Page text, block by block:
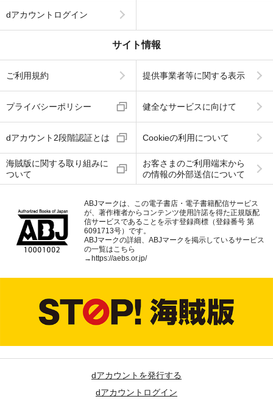
dアカウントログイン
サイト情報
ご利用規約 提供事業者等に関する表示
プライバシーポリシー 健全なサービスに向けて
dアカウント2段階認証とは Cookieの利用について
海賊版に関する取り組みに
ついて
お客さまのご利用端末から
の情報の外部送信について
ABJマークは、この電子書店・電子書籍配信サービス
が、著作権者からコンテンツ使用許諾を得た正規版配
信サービスであることを示す登録商標（登録番号 第
6091713号）です。
ABJマークの詳細、ABJマークを掲示しているサービス
の一覧はこちら
→https://aebs.or.jp/
dアカウントを発行する
dアカウントログイン